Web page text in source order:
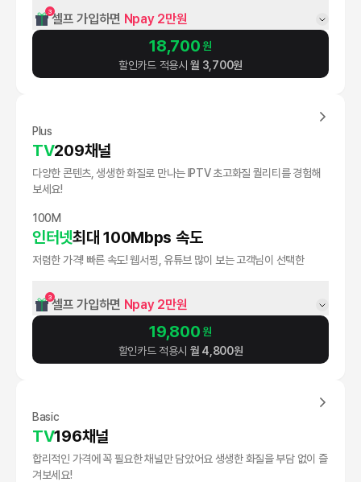
3셀프 가입하면 Npay 2만원
18,700원
할인카드 적용시 월 3,700원
Plus
TV209채널
다양한 콘텐츠, 생생한 화질로 만나는 IPTV 초고화질 퀄리티를 경험해
보세요!
100M
인터넷최대 100Mbps 속도
저렴한 가격! 빠른 속도! 웹서핑, 유튜브 많이 보는 고객님이 선택한
3셀프 가입하면 Npay 2만원
19,800원
할인카드 적용시 월 4,800원
Basic
TV196채널
합리적인 가격에 꼭 필요한 채널만 담았어요 생생한 화질을 부담 없이 즐
겨보세요!